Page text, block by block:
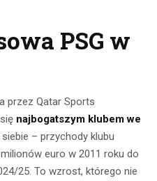
PSG w
przez Qatar Sports
najbogatszym klubem we
– przychody klubu
euro w 2011 roku do
25. To wzrost, którego nie